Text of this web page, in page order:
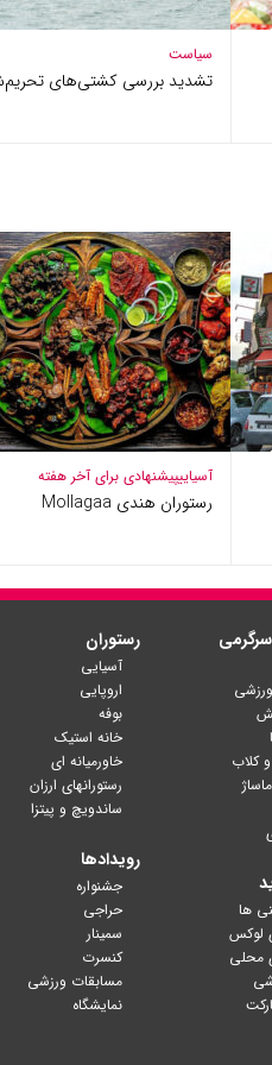
سیاست
تشدید بررسی کشتی‌های
آسیاییپیشنهادی برای آخر هفته
رستوران هندی Mollagaa
کلاب
ها
لوکس
محلی
رستوران
آسیایی
اروپایی
بوفه
خانه استیک
خاورمیانه ای
رستورانهای ارزان
ساندویچ و پیتزا
رویدادها
جشنواره
حراجی
سمینار
کنسرت
مسابقات ورزشی
نمایشگاه